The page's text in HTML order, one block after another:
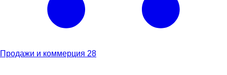
Продажи и коммерция 28